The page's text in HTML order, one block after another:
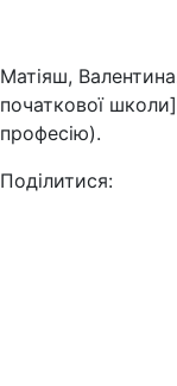
Матіяш,
початкової
професію).
Поділитися: